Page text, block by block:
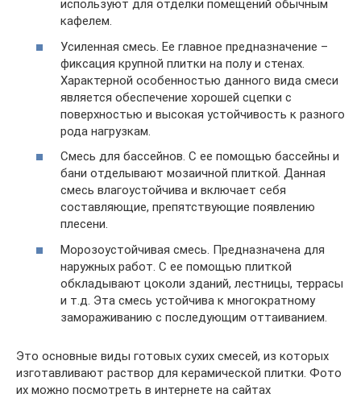
используют для отделки помещений обычным
кафелем.
Усиленная смесь. Ее главное предназначение –
фиксация крупной плитки на полу и стенах.
Характерной особенностью данного вида смеси
является обеспечение хорошей сцепки с
поверхностью и высокая устойчивость к разного
рода нагрузкам.
Смесь для бассейнов. С ее помощью бассейны и
бани отделывают мозаичной плиткой. Данная
смесь влагоустойчива и включает себя
составляющие, препятствующие появлению
плесени.
Морозоустойчивая смесь. Предназначена для
наружных работ. С ее помощью плиткой
обкладывают цоколи зданий, лестницы, террасы
и т.д. Эта смесь устойчива к многократному
замораживанию с последующим оттаиванием.
Это основные виды готовых сухих смесей, из которых
изготавливают раствор для керамической плитки. Фото
их можно посмотреть в интернете на сайтах